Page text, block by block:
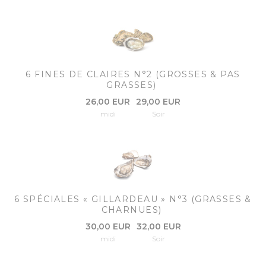
6 FINES DE CLAIRES N°2 (GROSSES & PAS
GRASSES)
26,00 EUR
midi
29,00 EUR
Soir
6 SPÉCIALES « GILLARDEAU » N°3 (GRASSES &
CHARNUES)
30,00 EUR
midi
32,00 EUR
Soir